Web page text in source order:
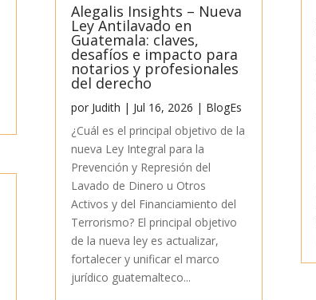
Alegalis Insights – Nueva
Ley Antilavado en
Guatemala: claves,
desafíos e impacto para
notarios y profesionales
del derecho
por Judith | Jul 16, 2026 | BlogEs
¿Cuál es el principal objetivo de la
nueva Ley Integral para la
Prevención y Represión del
Lavado de Dinero u Otros
Activos y del Financiamiento del
Terrorismo? El principal objetivo
de la nueva ley es actualizar,
fortalecer y unificar el marco
jurídico guatemalteco...